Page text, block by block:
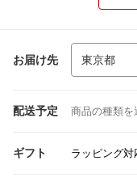
お届け先
配送予定 商品の種類を
ギフト ラッピング対